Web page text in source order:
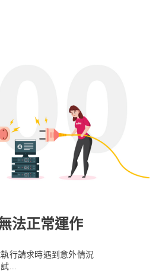
法正常運作
行請求時遇到意外情況
...